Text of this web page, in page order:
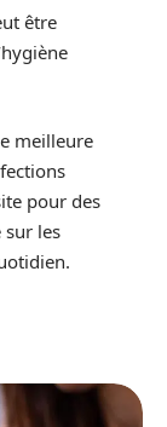
être
meilleure
pour des
sur les